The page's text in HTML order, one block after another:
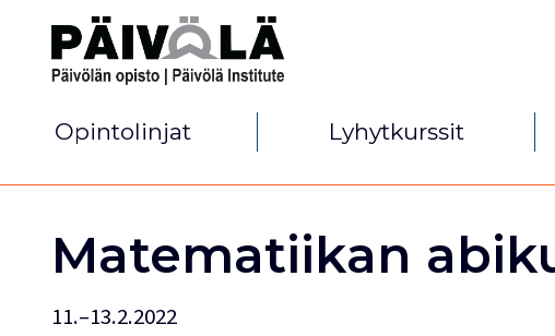
Opintolinjat Lyhytkurssit
Matematiikan
11.–13.2.2022